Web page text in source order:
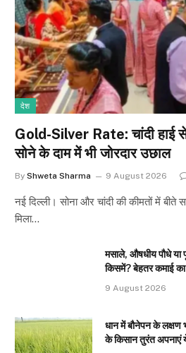
देश
Gold-Silver Rate: चांदी हाई
सोने के दाम में भी जोरदार उछाल
By Shweta Sharma 9 August 2026
नई दिल्ली। सोना और चांदी की कीमतों में बीते
मिला…
मसाले, औषधीय पौधे या
किसमें? बेहतर कमाई का
9 August 2026
धान में बौनेपन के लक्षण
के किसान तुरंत अपनाएं